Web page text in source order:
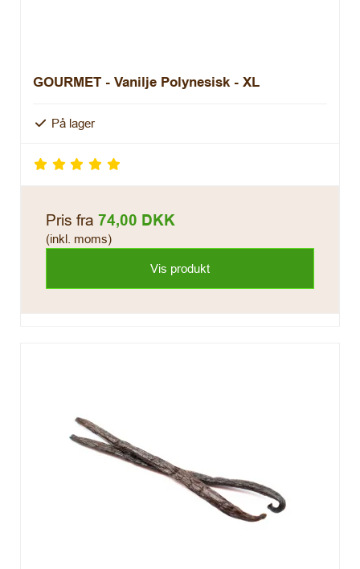
GOURMET - Vanilje Polynesisk - XL
På lager
Pris fra 74,00 DKK
(inkl. moms)
Vis produkt